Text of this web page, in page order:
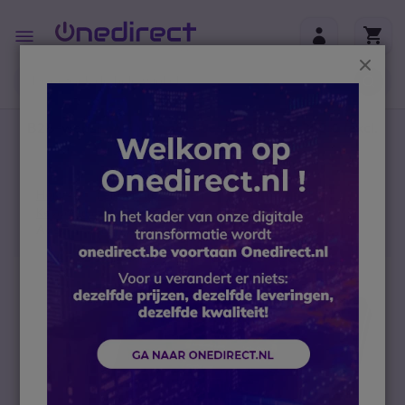
Toggle
Nav
btw)
Telefoontoestellen
Accessoires
Keypad uitbreidingsmodules
Aastra M685i Uitbreidingsmodule